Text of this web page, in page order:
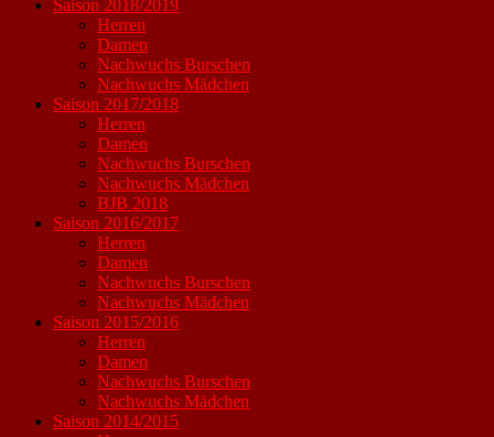
Saison 2018/2019
Herren
Damen
Nachwuchs Burschen
Nachwuchs Mädchen
Saison 2017/2018
Herren
Damen
Nachwuchs Burschen
Nachwuchs Mädchen
BJB 2018
Saison 2016/2017
Herren
Damen
Nachwuchs Burschen
Nachwuchs Mädchen
Saison 2015/2016
Herren
Damen
Nachwuchs Burschen
Nachwuchs Mädchen
Saison 2014/2015